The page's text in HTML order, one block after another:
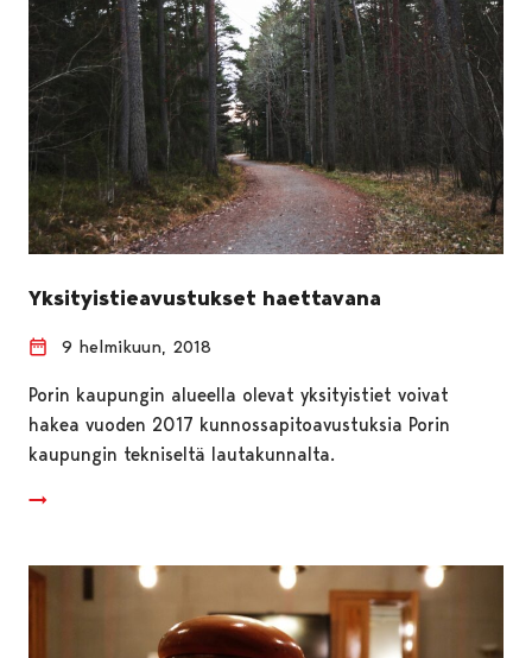
Yksityistieavustukset haettavana
9 helmikuun, 2018
Porin kaupungin alueella olevat yksityistiet voivat
hakea vuoden 2017 kunnossapitoavustuksia Porin
kaupungin tekniseltä lautakunnalta.